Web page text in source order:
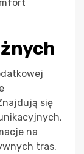
się
na
tras.